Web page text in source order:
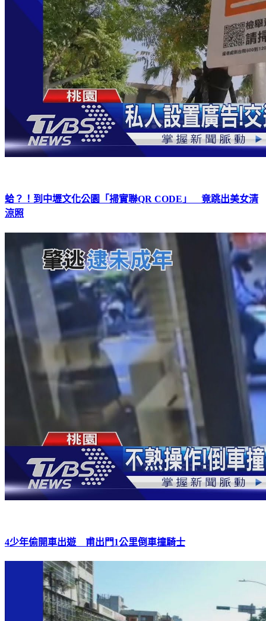
蛤？！到中壢文化公園「掃實聯QR CODE」 竟跳出美女清
涼照
4少年偷開車出遊 甫出門1公里倒車撞騎士